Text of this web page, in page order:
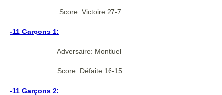
Score: Victoire 27-7
-11 Garçons 1:
Adversaire: Montluel
Score: Défaite 16-15
-11 Garçons 2: